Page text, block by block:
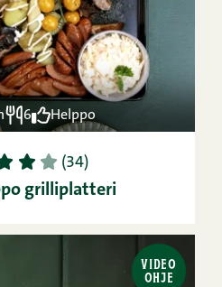
6 Helppo
3 4 5 (34)
grilliplatteri
VIDEO
OHJE